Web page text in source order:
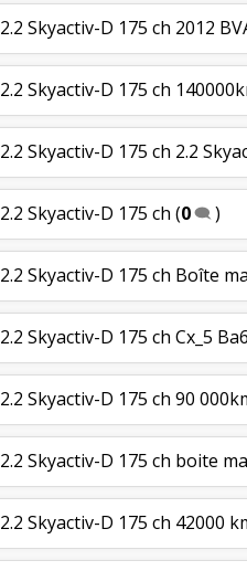
2.2 Skyactiv-D 175 ch 2012
2.2 Skyactiv-D 175 ch
2.2 Skyactiv-D 175 ch 2.2
2.2 Skyactiv-D 175 ch (0 )
2.2 Skyactiv-D 175 ch Boîte
2.2 Skyactiv-D 175 ch Cx_5
2.2 Skyactiv-D 175 ch 90
2.2 Skyactiv-D 175 ch boite
2.2 Skyactiv-D 175 ch 42000